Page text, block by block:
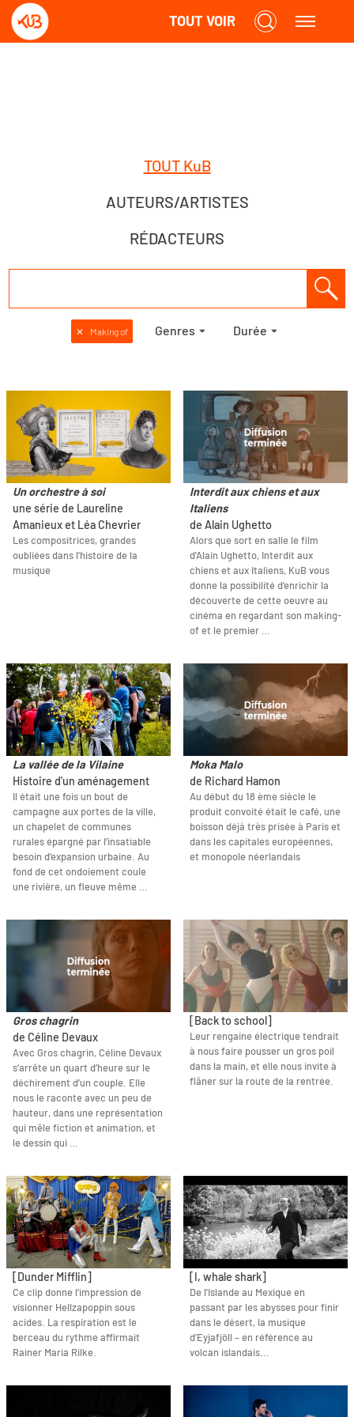
TOUT VOIR
TOUT KuB
AUTEURS/ARTISTES
RÉDACTEURS
✕ Making of Genres Durée
Un orchestre à soi
une série de Laureline
Amanieux et Léa Chevrier
Les compositrices, grandes
oubliées dans l'histoire de la
musique
Interdit aux chiens et aux
Italiens
de Alain Ughetto
Alors que sort en salle le film
d'Alain Ughetto, Interdit aux
chiens et aux Italiens, KuB vous
donne la possibilité d'enrichir la
découverte de cette oeuvre au
cinéma en regardant son making-
of et le premier …
La vallée de la Vilaine
Histoire d'un aménagement
Il était une fois un bout de
campagne aux portes de la ville,
un chapelet de communes
rurales épargné par l’insatiable
besoin d’expansion urbaine. Au
fond de cet ondoiement coule
une rivière, un fleuve même …
Moka Malo
de Richard Hamon
Au début du 18 ème siècle le
produit convoité était le café, une
boisson déjà très prisée à Paris et
dans les capitales européennes,
et monopole néerlandais
Gros chagrin
de Céline Devaux
Avec Gros chagrin, Céline Devaux
s’arrête un quart d’heure sur le
déchirement d’un couple. Elle
nous le raconte avec un peu de
hauteur, dans une représentation
qui mêle fiction et animation, et
le dessin qui …
[Back to school]
Leur rengaine électrique tendrait
à nous faire pousser un gros poil
dans la main, et elle nous invite à
flâner sur la route de la rentrée.
[Dunder Mifflin]
Ce clip donne l'impression de
visionner Hellzapoppin sous
acides. La respiration est le
berceau du rythme affirmait
Rainer Maria Rilke.
[I, whale shark]
De l’Islande au Mexique en
passant par les abysses pour finir
dans le désert, la musique
d’Eyjafjöll – en référence au
volcan islandais...